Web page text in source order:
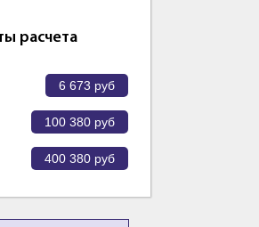
расчета
6 673 руб
100 380 руб
400 380 руб